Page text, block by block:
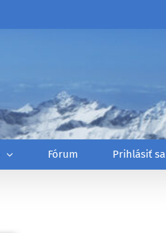
Fórum Prihlásiť sa